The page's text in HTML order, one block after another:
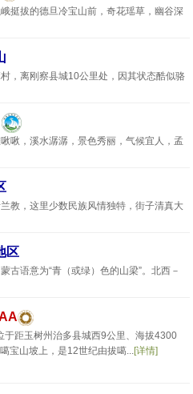
挺拔的德旦冷宝山前，奇花瑶草，幽谷深
，离刚察县城10公里处，因其状态酷似骆
啾，溪水潺潺，景色秀丽，气候宜人，孟
教，这里少数民族风情独特，街子清真大
区
古语意为“青（或绿）色的山梁”。北西－
于距玉树州治多县城西9公里、海拔4300
宝山坡上，是12世纪由拔噶...[详情]